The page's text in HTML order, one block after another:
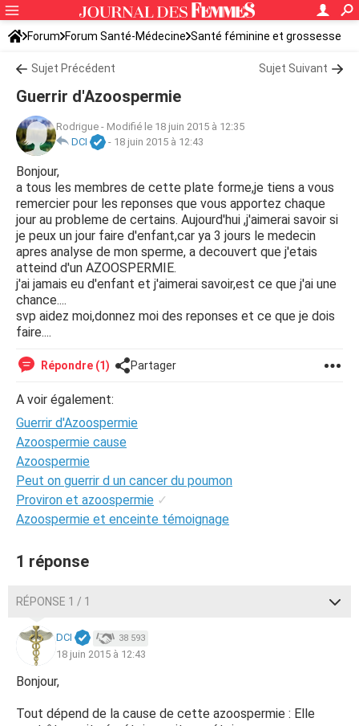
Forum Forum Santé-Médecine Santé féminine et grossesse
Infertilité
Sujet Précédent Sujet Suivant
Guerrir d'Azoospermie
Rodrigue - Modifié le 18 juin 2015 à 12:35
DCI
- 18 juin 2015 à 12:43
Bonjour,
a tous les membres de cette plate forme,je tiens a vous
remercier pour les reponses que vous apportez chaque
jour au probleme de certains. Aujourd'hui ,j'aimerai savoir si
je peux un jour faire d'enfant,car ya 3 jours le medecin
apres analyse de mon sperme, a decouvert que j'etais
atteind d'un AZOOSPERMIE.
j'ai jamais eu d'enfant et j'aimerai savoir,est ce que j'ai une
chance....
svp aidez moi,donnez moi des reponses et ce que je dois
faire....
Répondre (1) Partager
A voir également:
Guerrir d'Azoospermie
Azoospermie cause
Azoospermie
Peut on guerrir d un cancer du poumon
Proviron et azoospermie ✓
Azoospermie et enceinte témoignage
1 réponse
RÉPONSE 1 / 1
DCI 38 593
18 juin 2015 à 12:43
Bonjour,
Tout dépend de la cause de cette azoospermie : Elle